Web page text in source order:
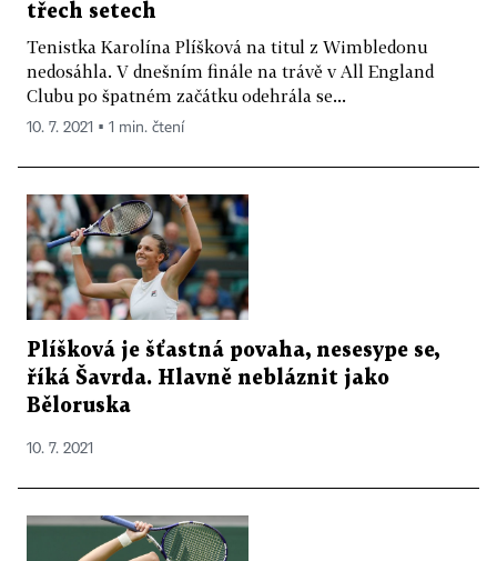
třech setech
Tenistka Karolína Plíšková na titul z Wimbledonu
nedosáhla. V dnešním finále na trávě v All England
Clubu po špatném začátku odehrála se...
10. 7. 2021 ▪ 1 min. čtení
Plíšková je šťastná povaha, nesesype se,
říká Šavrda. Hlavně nebláznit jako
Běloruska
10. 7. 2021